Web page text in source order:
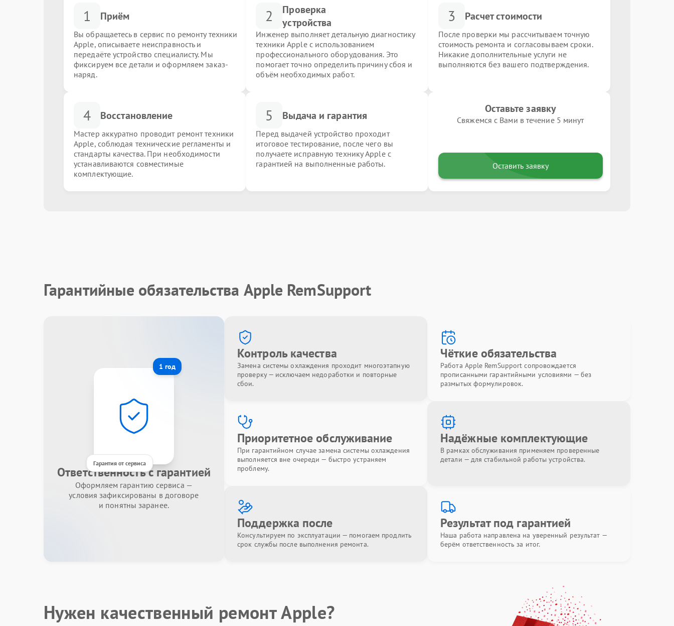
1 Приём
Вы обращаетесь в сервис по ремонту техники
Apple, описываете неисправность и
передаёте устройство специалисту. Мы
фиксируем все детали и оформляем заказ-
наряд.
2
Проверка
устройства
Инженер выполняет детальную диагностику
техники Apple с использованием
профессионального оборудования. Это
помогает точно определить причину сбоя и
объём необходимых работ.
3 Расчет стоимости
После проверки мы рассчитываем точную
стоимость ремонта и согласовываем сроки.
Никакие дополнительные услуги не
выполняются без вашего подтверждения.
4 Восстановление
Мастер аккуратно проводит ремонт техники
Apple, соблюдая технические регламенты и
стандарты качества. При необходимости
устанавливаются совместимые
комплектующие.
5 Выдача и гарантия
Перед выдачей устройство проходит
итоговое тестирование, после чего вы
получаете исправную технику Apple с
гарантией на выполненные работы.
Оставьте заявку
Свяжемся с Вами в течение 5 минут
Оставить заявку
Гарантийные обязательства Apple RemSupport
1 год
Гарантия от сервиса
Ответственность с гарантией
Оформляем гарантию сервиса —
условия зафиксированы в договоре
и понятны заранее.
Контроль качества
Замена системы охлаждения проходит многоэтапную
проверку — исключаем недоработки и повторные
сбои.
Чёткие обязательства
Работа Apple RemSupport сопровождается
прописанными гарантийными условиями — без
размытых формулировок.
Приоритетное обслуживание
При гарантийном случае замена системы охлаждения
выполняется вне очереди — быстро устраняем
проблему.
Надёжные комплектующие
В рамках обслуживания применяем проверенные
детали — для стабильной работы устройства.
Поддержка после
Консультируем по эксплуатации — помогаем продлить
срок службы после выполнения ремонта.
Результат под гарантией
Наша работа направлена на уверенный результат —
берём ответственность за итог.
Нужен качественный ремонт Apple?